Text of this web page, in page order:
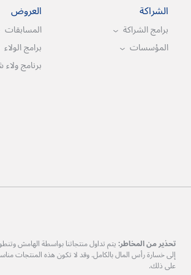
الشراكة
برامج الشراكة
المؤسسات
العروض
المسابقات
برامج الولاء
برنامج ولاء
تحذير من المخاطر: يتم تداول منتجاتنا بواسطة الهامش
إلى خسارة رأس المال بالكامل. وقد لا تكون هذه المنتجات
على ذلك.